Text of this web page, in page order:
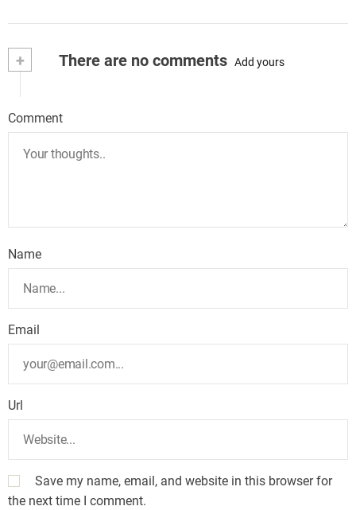
+ There are no comments Add yours
Comment
Name
Email
Url
Save my name, email, and website in this browser for
the next time I comment.